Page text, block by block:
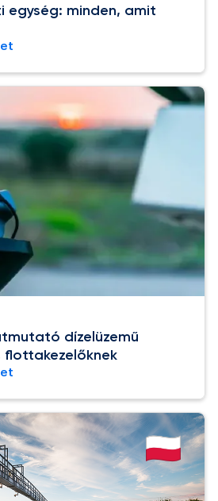
egység: minden, amit
dízelüzemű
flottakezelőknek